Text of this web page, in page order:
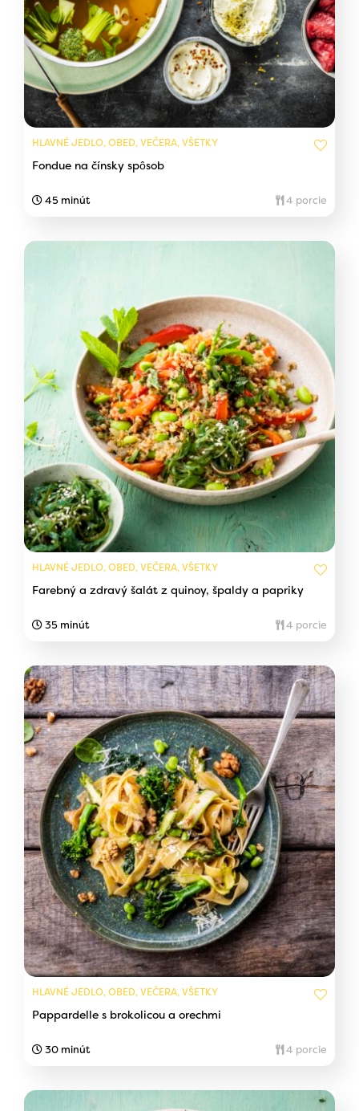
HLAVNÉ JEDLO, OBED, VEČERA, VŠETKY
Fondue na čínsky spôsob
45 minút 4 porcie
HLAVNÉ JEDLO, OBED, VEČERA, VŠETKY
Farebný a zdravý šalát z quinoy, špaldy a papriky
35 minút 4 porcie
HLAVNÉ JEDLO, OBED, VEČERA, VŠETKY
Pappardelle s brokolicou a orechmi
30 minút 4 porcie